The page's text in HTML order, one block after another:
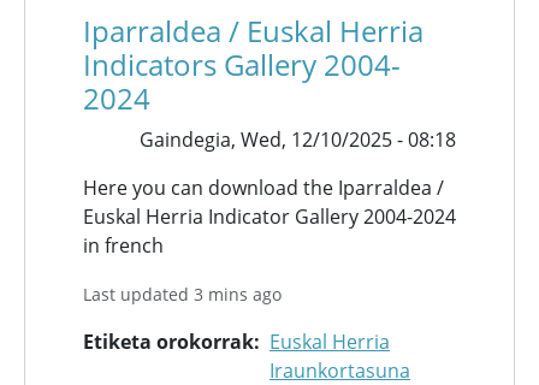
Iparraldea / Euskal Herria
Indicators Gallery 2004-
2024
Gaindegia, Wed, 12/10/2025 - 08:18
Here you can download the Iparraldea /
Euskal Herria Indicator Gallery 2004-2024
in french
Last updated 3 mins ago
Etiketa orokorrak
Euskal Herria
Iraunkortasuna